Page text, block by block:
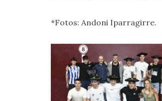
*Fotos: Andoni Iparragirre.